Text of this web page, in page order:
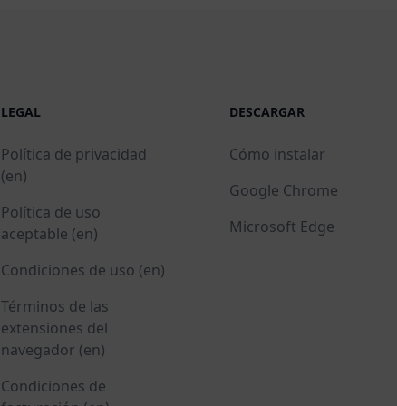
LEGAL
Política de privacidad
(en)
Política de uso
aceptable (en)
Condiciones de uso (en)
Términos de las
extensiones del
navegador (en)
Condiciones de
DESCARGAR
Cómo instalar
Google Chrome
Microsoft Edge